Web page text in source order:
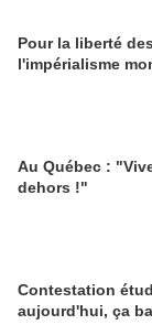
Pour la liberté
l'impérialisme
Au Québec :
dehors !"
Contestation
aujourd'hui, ça